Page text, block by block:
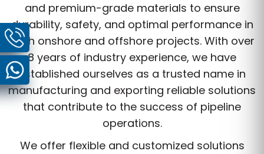
and premium-grade materials to ensure
durability, safety, and optimal performance in
both onshore and offshore projects. With over
8 years of industry experience, we have
established ourselves as a trusted name in
manufacturing and exporting reliable solutions
that contribute to the success of pipeline
operations.
We offer flexible and customized solutions